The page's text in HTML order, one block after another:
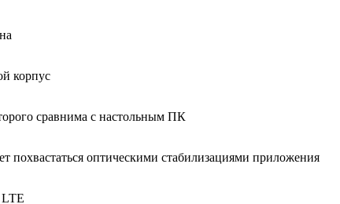
корпус
сравнима с настольным ПК
оптическими стабилизациями приложения
LTE